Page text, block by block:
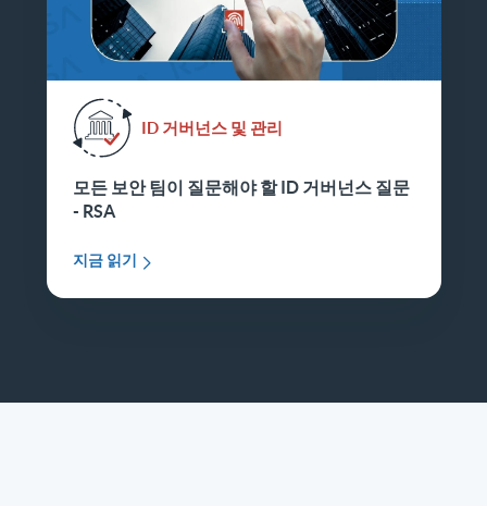
ID 거버넌스 및 관리
모든 보안 팀이 질문해야 할 ID 거버넌스 질문
- RSA
지금 읽기